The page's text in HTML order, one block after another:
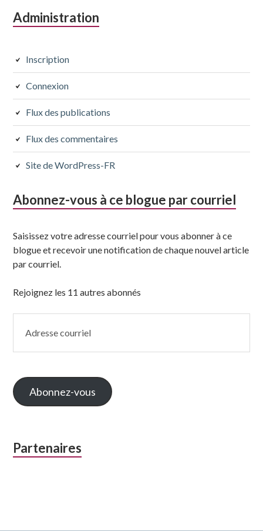
Colonne
subsidiaire
Administration
Inscription
Connexion
Flux des publications
Flux des commentaires
Site de WordPress-FR
Abonnez-vous à ce blogue par courriel
Saisissez votre adresse courriel pour vous abonner à ce
blogue et recevoir une notification de chaque nouvel article
par courriel.
Rejoignez les 11 autres abonnés
courriel
Abonnez-vous
Partenaires